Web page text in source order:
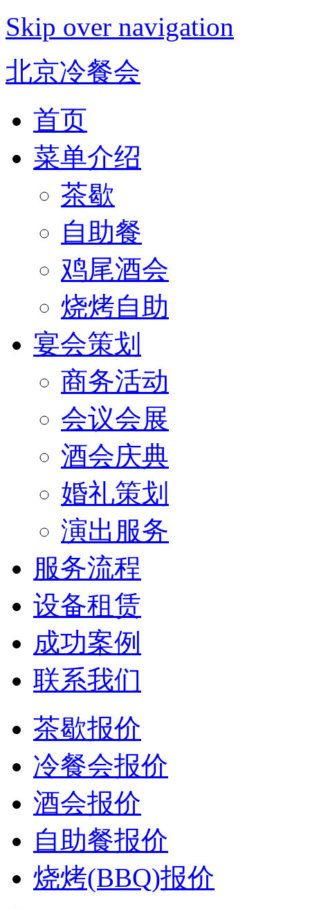
Skip over navigation
北京冷餐会
首页
菜单介绍
茶歇
自助餐
鸡尾酒会
烧烤自助
宴会策划
商务活动
会议会展
酒会庆典
婚礼策划
演出服务
服务流程
设备租赁
成功案例
联系我们
茶歇报价
冷餐会报价
酒会报价
自助餐报价
烧烤(BBQ)报价